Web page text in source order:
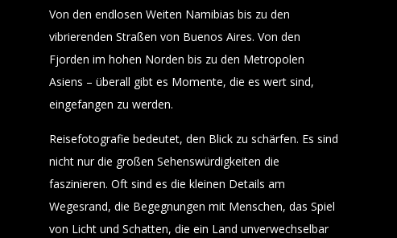
Von den endlosen Weiten Namibias bis zu den
vibrierenden Straßen von Buenos Aires. Von den
Fjorden im hohen Norden bis zu den Metropolen
Asiens – überall gibt es Momente, die es wert sind,
eingefangen zu werden.
Reisefotografie bedeutet, den Blick zu schärfen. Es sind
nicht nur die großen Sehenswürdigkeiten die
faszinieren. Oft sind es die kleinen Details am
Wegesrand, die Begegnungen mit Menschen, das Spiel
von Licht und Schatten, die ein Land unverwechselbar